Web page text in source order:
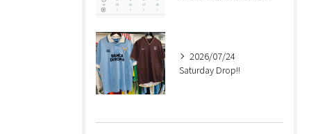
2026/07/24
Saturday Drop!!